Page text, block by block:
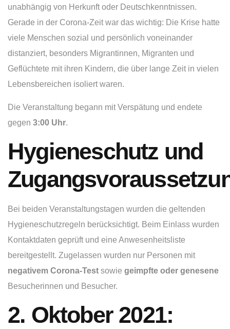
unabhängig von Herkunft oder Deutschkenntnissen.
Gerade in der Corona-Zeit war das wichtig: Die Krise hatte
viele Menschen sozial und persönlich voneinander
distanziert, besonders Migrantinnen, Migranten und
Geflüchtete mit ihren Kindern, die über lange Zeit in vielen
Lebensbereichen isoliert waren.
Die Veranstaltung begann mit Verspätung und endete
gegen 3:00 Uhr.
Hygieneschutz und
Bei beiden Veranstaltungstagen wurden die geltenden
Hygieneschutzregeln berücksichtigt. Beim Einlass wurden
Kontaktdaten geprüft und eine Anwesenheitsliste
bereitgestellt. Zugelassen wurden nur Personen mit
negativem Corona-Test sowie geimpfte oder genesene
Besucherinnen und Besucher.
2. Oktober 2021: